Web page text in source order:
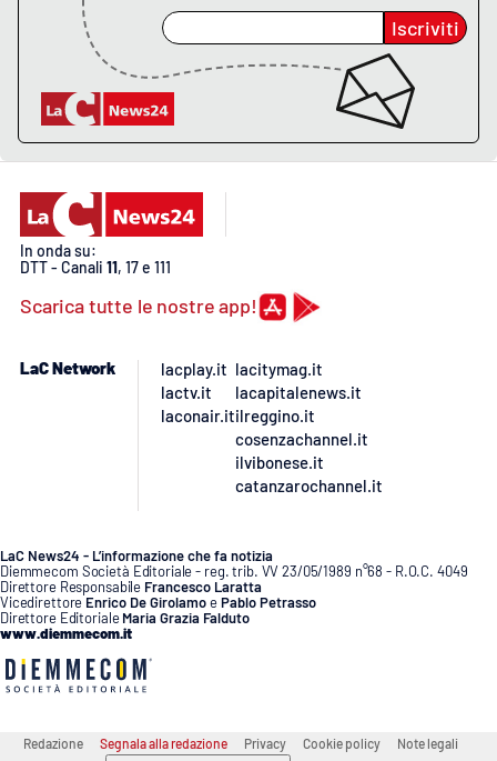
Eventi
Storie
LAC
NETWORK
Lacplay.it
Laconair.it
Ilreggino.it
Cosenzachannel.it
Ilvibonese.it
Iscriviti
In onda su:
DTT - Canali 11, 17 e 111
Scarica tutte le nostre app!
LaC Network
lacplay.it
lactv.it
laconair.it
lacitymag.it
lacapitalenews.it
ilreggino.it
cosenzachannel.it
ilvibonese.it
catanzarochannel.it
LaC News24 - L’informazione che fa notizia
Diemmecom Società Editoriale - reg. trib. VV 23/05/1989 n°68 - R.O.C. 4049
Direttore Responsabile Francesco Laratta
Vicedirettore Enrico De GirolamoePablo Petrasso
Direttore Editoriale Maria Grazia Falduto
www.diemmecom.it
Redazione Segnala alla redazione Privacy Cookie policy Note legali